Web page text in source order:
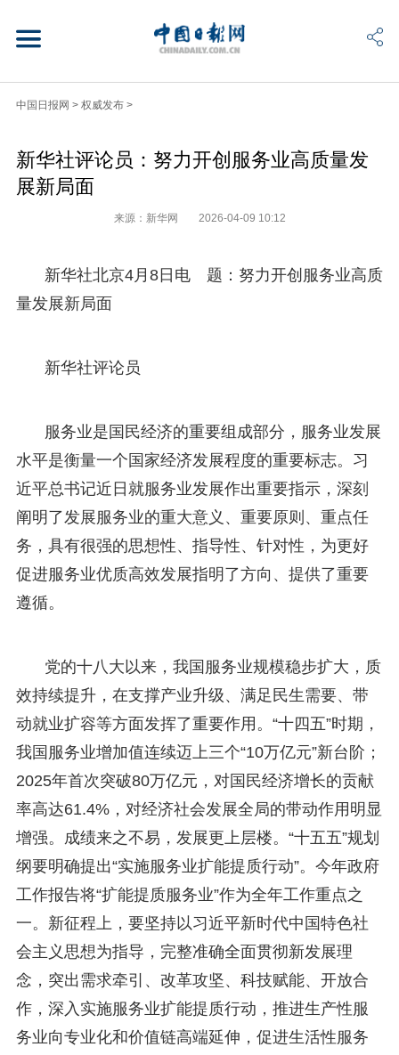
中国日报网 > 权威发布>
新华社评论员：努力开创服务业高质量发
展新局面
来源：新华网 2026-04-09 10:12
新华社北京4月8日电 题：努力开创服务业高质
量发展新局面
新华社评论员
服务业是国民经济的重要组成部分，服务业发展
水平是衡量一个国家经济发展程度的重要标志。习
近平总书记近日就服务业发展作出重要指示，深刻
阐明了发展服务业的重大意义、重要原则、重点任
务，具有很强的思想性、指导性、针对性，为更好
促进服务业优质高效发展指明了方向、提供了重要
遵循。
党的十八大以来，我国服务业规模稳步扩大，质
效持续提升，在支撑产业升级、满足民生需要、带
动就业扩容等方面发挥了重要作用。“十四五”时期，
我国服务业增加值连续迈上三个“10万亿元”新台阶；
2025年首次突破80万亿元，对国民经济增长的贡献
率高达61.4%，对经济社会发展全局的带动作用明显
增强。成绩来之不易，发展更上层楼。“十五五”规划
纲要明确提出“实施服务业扩能提质行动”。今年政府
工作报告将“扩能提质服务业”作为全年工作重点之
一。新征程上，要坚持以习近平新时代中国特色社
会主义思想为指导，完整准确全面贯彻新发展理
念，突出需求牵引、改革攻坚、科技赋能、开放合
作，深入实施服务业扩能提质行动，推进生产性服
务业向专业化和价值链高端延伸，促进生活性服务